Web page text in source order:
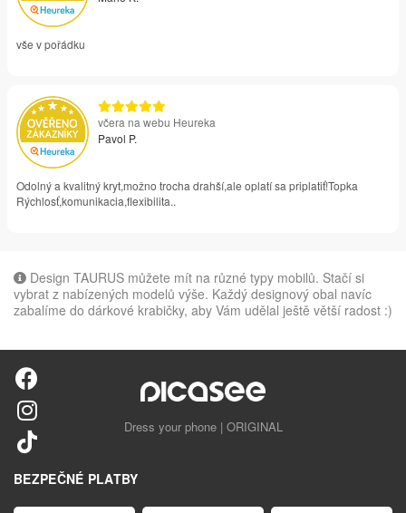
vše v pořádku
včera na webu Heureka
Pavol P.
Odolný a kvalitný kryt,možno trocha drahší,ale oplatí sa priplatiť!Topka
Rýchlosť,komunikacia,flexibilita..
Design TAURUS můžete mít na různé typy mobilů. Stačí si
vybrat z nabízených modelů výše. Každý designový obal navíc
zabalíme do dárkové krabičky, aby Vám udělal ještě větší radost :)
Dress your phone | ORIGINAL
BEZPEČNÉ PLATBY